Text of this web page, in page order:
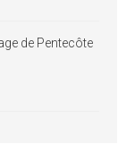
de Pentecôte